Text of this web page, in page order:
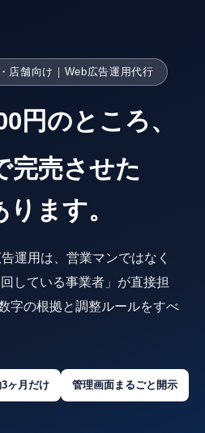
店舗向け｜Web広告運用代行
円のところ、
完売させた
ます。
運用は、営業マンではなく
している事業者」が直接担
字の根拠と調整ルールをすべ
ヶ月だけ 管理画面まるごと開示